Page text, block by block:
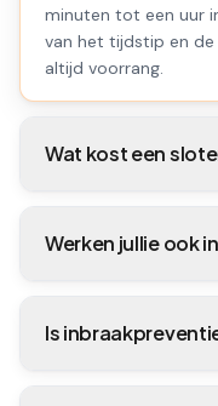
minuten tot een uur
van het tijdstip en
altijd voorrang.
Wat kost een
Werken jullie ook
Is